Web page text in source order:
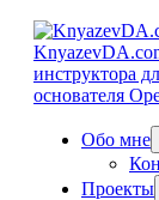
инструктора
основателя
Обо мне
Проекты